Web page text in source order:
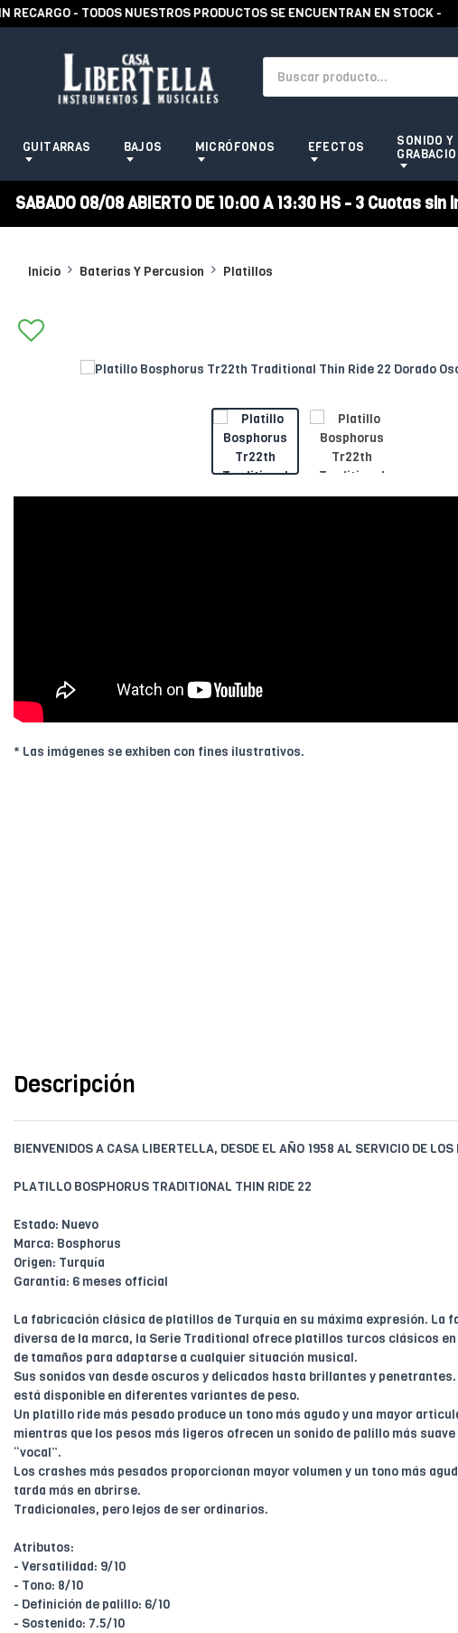
- TODOS NUESTROS PRODUCTOS SE ENCUENTRAN EN STOCK -
GUITARRAS BAJOS MICRÓFONOS EFECTOS
SONIDO Y
SABADO 08/08 ABIERTO DE 10:00 A 13:30 HS - 3 Cuotas
Inicio Baterias Y Percusion Platillos
* Las imágenes se exhiben con fines ilustrativos.
Descripción
BIENVENIDOS A CASA LIBERTELLA, DESDE EL AÑO 1958 AL SERVICIO DE LOS
PLATILLO BOSPHORUS TRADITIONAL THIN RIDE 22
Estado: Nuevo
Marca: Bosphorus
Origen: Turquía
Garantía: 6 meses official
La fabricación clásica de platillos de Turquía en su máxima expresión. La
diversa de la marca, la Serie Traditional ofrece platillos turcos clásicos en
de tamaños para adaptarse a cualquier situación musical.
Sus sonidos van desde oscuros y delicados hasta brillantes y penetrantes.
está disponible en diferentes variantes de peso.
Un platillo ride más pesado produce un tono más agudo y una mayor
mientras que los pesos más ligeros ofrecen un sonido de palillo más
“vocal”.
Los crashes más pesados proporcionan mayor volumen y un tono más
tarda más en abrirse.
Tradicionales, pero lejos de ser ordinarios.
Atributos:
- Versatilidad: 9/10
- Tono: 8/10
- Definición de palillo: 6/10
- Sostenido: 7.5/10